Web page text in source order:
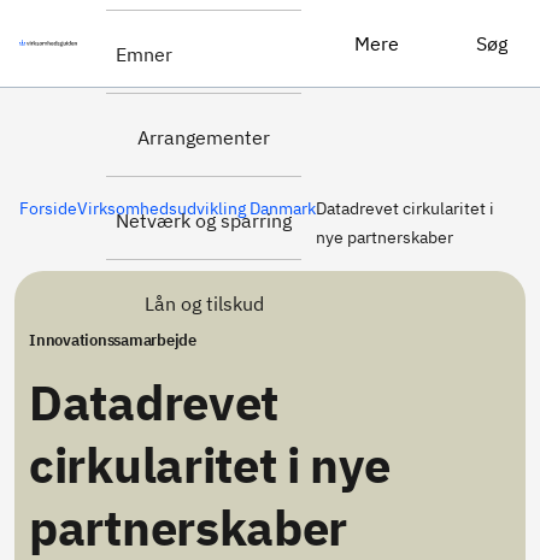
Emner
Arrangementer
Netværk og sparring
Lån og tilskud
Mere Søg
Ansøg her
ForsideVirksomhedsudvikling DanmarkDatadrevet cirkularitet i
nye partnerskaber
Innovationssamarbejde
Datadrevet
cirkularitet i nye
partnerskaber